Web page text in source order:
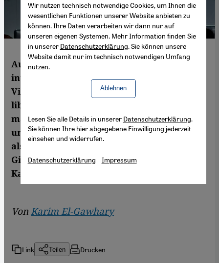
Auch wenn die jüngste Einigung
international nur kaum Beachtung fand:
Vielleicht ist das Abkommen, das die
libyschen Konfliktparteien in der
marokkanischen Küstenstadt Skhirat
unterzeichnet haben, für Europa wichtiger
als die Ergebnisse des europäischen
Gipfeltreffens, das zeitgleich stattfand. Von
Karim El-Gawhary
Von Karim El-Gawhary
Link Teilen Drucken
Wir nutzen technisch notwendige Cookies, um Ihnen die
wesentlichen Funktionen unserer Website anbieten zu
können. Ihre Daten verarbeiten wir dann nur auf
unseren eigenen Systemen. Mehr Information finden Sie
in unserer Datenschutzerklärung. Sie können unsere
Website damit nur im technisch notwendigen Umfang
nutzen.
Ablehnen
Lesen Sie alle Details in unserer Datenschutzerklärung.
Sie können Ihre hier abgegebene Einwilligung jederzeit
einsehen und widerrufen.
Datenschutzerklärung Impressum